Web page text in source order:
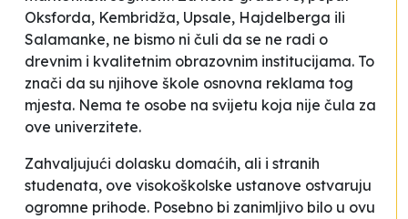
Oksforda, Kembridža, Upsale, Hajdelberga ili
Salamanke, ne bismo ni čuli da se ne radi o
drevnim i kvalitetnim obrazovnim institucijama. To
znači da su njihove škole osnovna reklama tog
mjesta. Nema te osobe na svijetu koja nije čula za
ove univerzitete.
Zahvaljujući dolasku domaćih, ali i stranih
studenata, ove visokoškolske ustanove ostvaruju
ogromne prihode. Posebno bi zanimljivo bilo u ovu